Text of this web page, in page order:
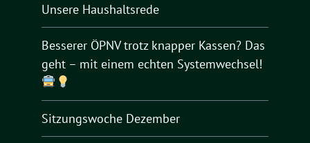
Unsere Haushaltsrede
Besserer ÖPNV trotz knapper Kassen? Das
geht – mit einem echten Systemwechsel!
Sitzungswoche Dezember